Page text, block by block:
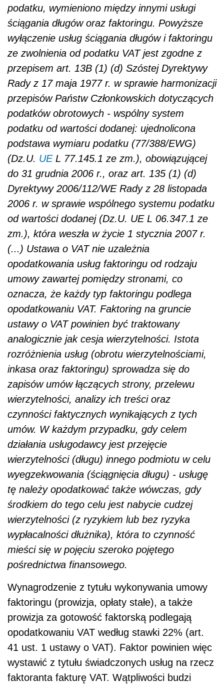
podatku, wymieniono między innymi usługi
ściągania długów oraz faktoringu. Powyższe
wyłączenie usług ściągania długów i faktoringu
ze zwolnienia od podatku VAT jest zgodne z
przepisem art. 13B (1) (d) Szóstej Dyrektywy
Rady z 17 maja 1977 r. w sprawie harmonizacji
przepisów Państw Członkowskich dotyczących
podatków obrotowych - wspólny system
podatku od wartości dodanej: ujednolicona
podstawa wymiaru podatku (77/388/EWG)
(Dz.U. UEL 77.145.1 ze zm.), obowiązującej
do 31 grudnia 2006 r., oraz art. 135 (1) (d)
Dyrektywy 2006/112/WE Rady z 28 listopada
2006 r. w sprawie wspólnego systemu podatku
od wartości dodanej (Dz.U. UE L 06.347.1 ze
zm.), która weszła w życie 1 stycznia 2007 r.
(...) Ustawa o VAT nie uzależnia
opodatkowania usług faktoringu od rodzaju
umowy zawartej pomiędzy stronami, co
oznacza, że każdy typ faktoringu podlega
opodatkowaniu VAT. Faktoring na gruncie
ustawy o VAT powinien być traktowany
analogicznie jak cesja wierzytelności. Istota
rozróżnienia usług (obrotu wierzytelnościami,
inkasa oraz faktoringu) sprowadza się do
zapisów umów łączących strony, przelewu
wierzytelności, analizy ich treści oraz
czynności faktycznych wynikających z tych
umów. W każdym przypadku, gdy celem
działania usługodawcy jest przejęcie
wierzytelności (długu) innego podmiotu w celu
wyegzekwowania (ściągnięcia długu) - usługę
tę należy opodatkować także wówczas, gdy
środkiem do tego celu jest nabycie cudzej
wierzytelności (z ryzykiem lub bez ryzyka
wypłacalności dłużnika), która to czynność
mieści się w pojęciu szeroko pojętego
pośrednictwa finansowego.
Wynagrodzenie z tytułu wykonywania umowy
faktoringu (prowizja, opłaty stałe), a także
prowizja za gotowość faktorską podlegają
opodatkowaniu VAT według stawki 22% (art.
41 ust. 1 ustawy o VAT). Faktor powinien więc
wystawić z tytułu świadczonych usług na rzecz
faktoranta fakturę VAT. Wątpliwości budzi